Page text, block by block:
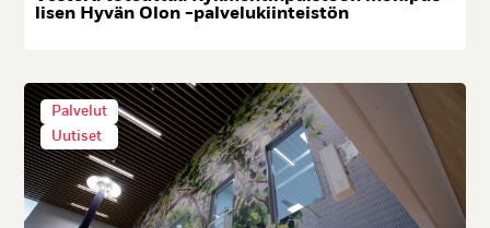
li­sen Hy­vän Olon -pal­ve­lu­kiin­teis­tön
Palvelut
Uutiset